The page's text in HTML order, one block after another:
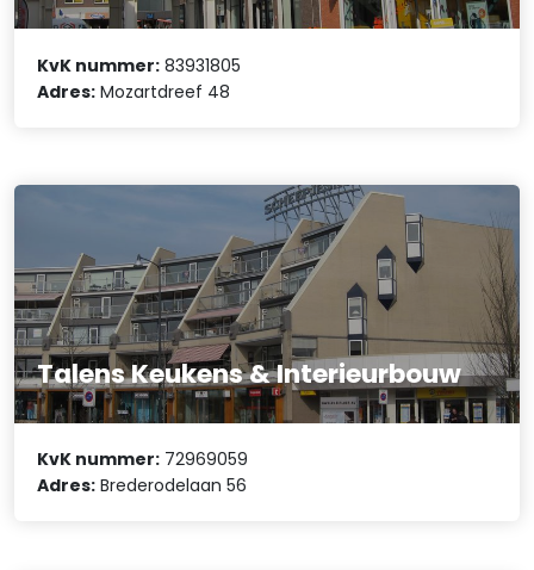
KvK nummer: 83931805
Adres: Mozartdreef 48
Talens Keukens & Interieurbouw
KvK nummer: 72969059
Adres: Brederodelaan 56